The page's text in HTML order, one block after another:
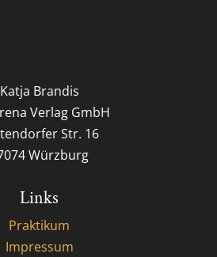
Katja Brandis
Verlag GmbH
Str. 16
Würzburg
Links
Praktikum
Impressum